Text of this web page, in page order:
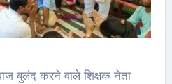
बुलंद करने वाले शिक्षक नेता